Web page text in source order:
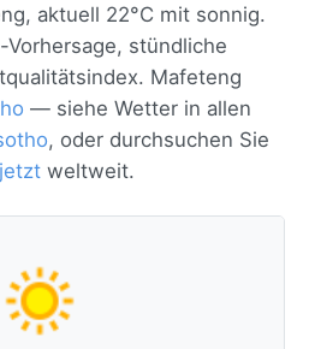
aktuell 22°C mit sonnig.
stündliche
Mafeteng
— siehe Wetter in allen
, oder durchsuchen Sie
weltweit.